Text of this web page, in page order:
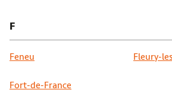
F
Feneu Fleury-
Fort-de-France